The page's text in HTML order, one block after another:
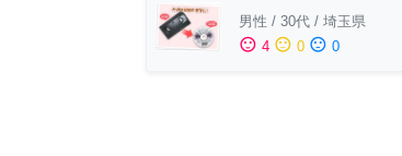
男性 / 30代 / 埼玉県
sentiment_satisfied 4 sentiment_neutral 0 sentiment_dissatisfied 0